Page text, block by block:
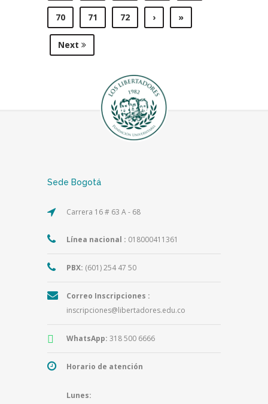
70 71 72 › »
Next
Sede Bogotá
Carrera 16 # 63 A - 68
Línea nacional : 018000411361
PBX: (601) 254 47 50
Correo Inscripciones :
inscripciones@libertadores.edu.co
WhatsApp: 318 500 6666
Horario de atención
Lunes: